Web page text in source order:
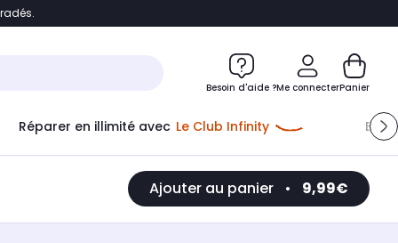
Accéder directement au chatbot
Besoin d'aide ?Me connecterPanier
Réparer en illimité avec Le Club Infinity
Ajouter au panier • 9,99€